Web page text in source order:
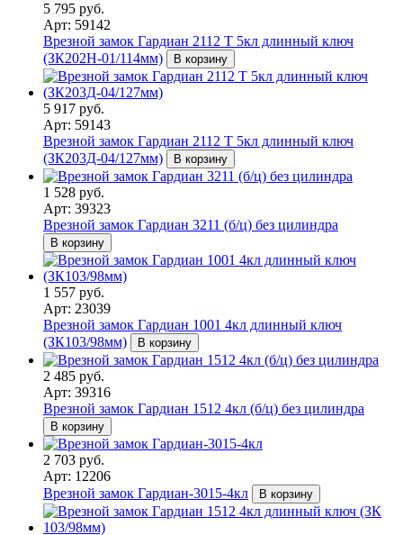
5 795 руб.
Арт: 59142
Врезной замок Гардиан 2112 Т 5кл длинный ключ
(ЗК202Н-01/114мм)
В корзину
5 917 руб.
Арт: 59143
Врезной замок Гардиан 2112 Т 5кл длинный ключ
(ЗК203Д-04/127мм)
В корзину
1 528 руб.
Арт: 39323
Врезной замок Гардиан 3211 (б/ц) без цилиндра
В корзину
1 557 руб.
Арт: 23039
Врезной замок Гардиан 1001 4кл длинный ключ
(ЗК103/98мм)
В корзину
2 485 руб.
Арт: 39316
Врезной замок Гардиан 1512 4кл (б/ц) без цилиндра
В корзину
2 703 руб.
Арт: 12206
Врезной замок Гардиан-3015-4кл
В корзину